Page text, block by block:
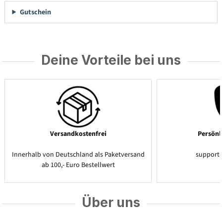
Gutschein
Deine Vorteile bei uns
Versandkostenfrei
Innerhalb von Deutschland als Paketversand
ab 100,- Euro Bestellwert
Über uns